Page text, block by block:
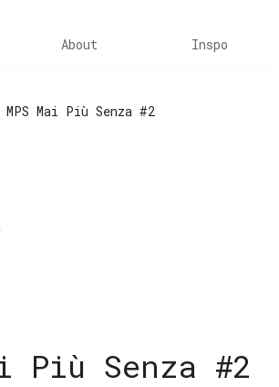
About Inspo
MPS Mai Più Senza #2
Più Senza #2